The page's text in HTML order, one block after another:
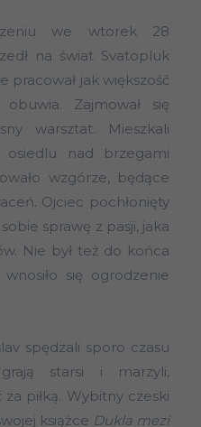
we wtorek 28
na świat Svatopluk
pracował jak większość
Zajmował się
warsztat. Mieszkali
nad brzegami
wzgórze, będące
Ojciec pochłonięty
sprawę z pasji, jaka
Nie był też do końca
się ogrodzenie
spędzali sporo czasu
starsi i marzyli,
piłką. Wybitny czeski
książce Dukla mezi